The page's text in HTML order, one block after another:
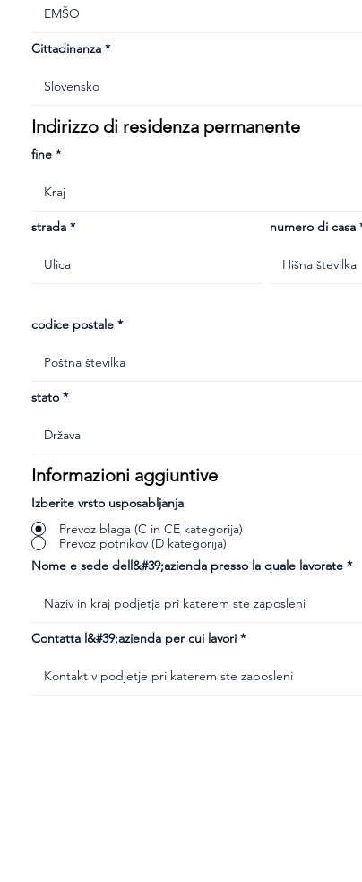
Cittadinanza
Indirizzo di residenza permanente
fine
strada numero di casa
codice postale
stato
Informazioni aggiuntive
Izberite vrsto usposabljanja
Prevoz blaga (C in CE kategorija)
Prevoz potnikov (D kategorija)
Nome e sede dell&#39;azienda presso la quale lavorate
Contatta l&#39;azienda per cui lavori